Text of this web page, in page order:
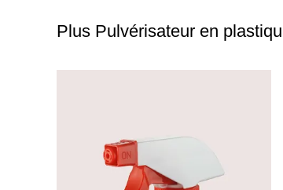
Plus Pulvérisateur en